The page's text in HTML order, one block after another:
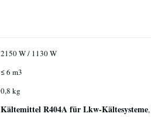
2150 W / 1130 W
≤ 6 m3
0,8 kg
Kältemittel R404A für Lkw-Kältesysteme,